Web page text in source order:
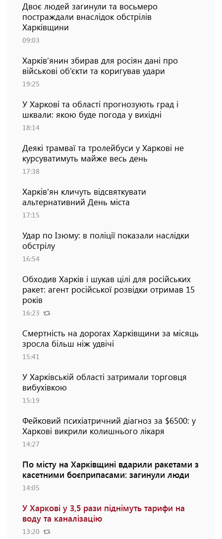
Двоє людей загинули та восьмеро
постраждали внаслідок обстрілів
Харківщини
09:03
Харків’янин збирав для росіян дані про
військові об’єкти та коригував удари
19:25
У Харкові та області прогнозують град і
шквали: якою буде погода у вихідні
18:14
Деякі трамваї та тролейбуси у Харкові не
курсуватимуть майже весь день
17:38
Харків'ян кличуть відсвяткувати
альтернативний День міста
17:15
Удар по Ізюму: в поліції показали наслідки
обстрілу
16:54
Обходив Харків і шукав цілі для російських
ракет: агент російської розвідки отримав 15
років
16:23
Смертність на дорогах Харківщини за місяць
зросла більш ніж удвічі
15:41
У Харківській області затримали торговця
вибухівкою
15:19
Фейковий психіатричний діагноз за $6500: у
Харкові викрили колишнього лікаря
14:27
По місту на Харківщині вдарили ракетами з
касетними боєприпасами: загинули люди
14:05
У Харкові у 3,5 рази піднімуть тарифи на
воду та каналізацію
13:20